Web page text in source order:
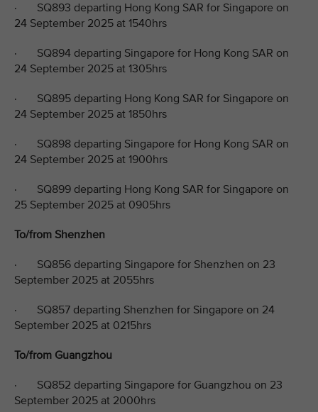
· SQ893 departing Hong Kong SAR for Singapore on
24 September 2025 at 1540hrs
· SQ894 departing Singapore for Hong Kong SAR on
24 September 2025 at 1305hrs
· SQ895 departing Hong Kong SAR for Singapore on
24 September 2025 at 1850hrs
· SQ898 departing Singapore for Hong Kong SAR on
24 September 2025 at 1900hrs
· SQ899 departing Hong Kong SAR for Singapore on
25 September 2025 at 0905hrs
To/from Shenzhen
· SQ856 departing Singapore for Shenzhen on 23
September 2025 at 2055hrs
· SQ857 departing Shenzhen for Singapore on 24
September 2025 at 0215hrs
To/from Guangzhou
· SQ852 departing Singapore for Guangzhou on 23
September 2025 at 2000hrs